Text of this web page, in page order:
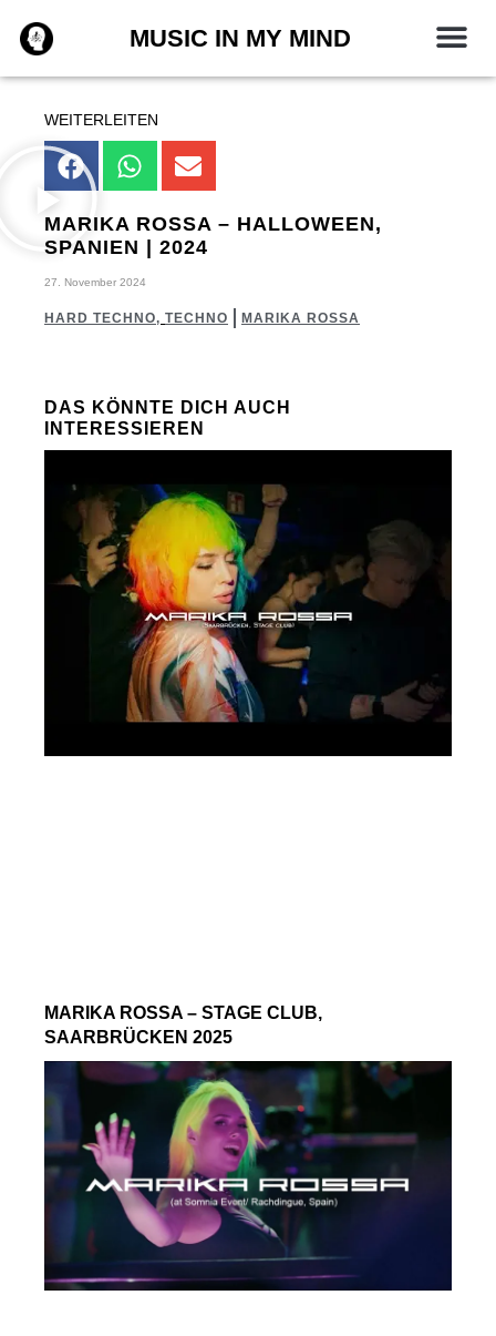
Inhalt
springen
MUSIC IN MY MIND
WEITERLEITEN
MARIKA ROSSA – HALLOWEEN,
SPANIEN | 2024
27. November 2024
HARD TECHNO, TECHNO MARIKA ROSSA
DAS KÖNNTE DICH AUCH
INTERESSIEREN
MARIKA ROSSA – STAGE CLUB,
SAARBRÜCKEN 2025